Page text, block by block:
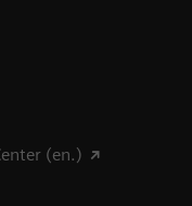
(en.)